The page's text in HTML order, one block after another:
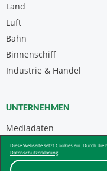
Diese Webseite setzt Cookies ein. Durch die
Datenschutzerklärung
Land
Luft
Bahn
Binnenschiff
Industrie & Handel
UNTERNEHMEN
Mediadaten
Kontakt
Über uns & AGB